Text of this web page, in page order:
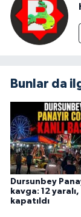
Bunlar da
Dursunbey
kavga: 12
kapatıldı